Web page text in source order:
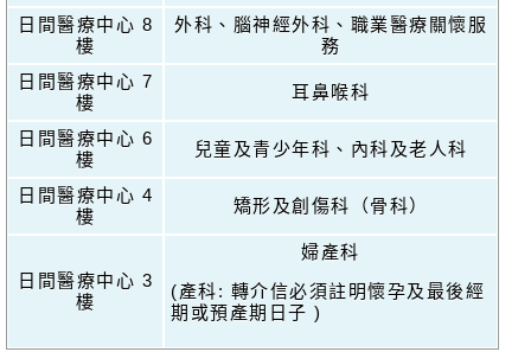
日間醫療中心 8
樓
外科、腦神經外科、職業醫療關懷服
務
日間醫療中心 7
樓
耳鼻喉科
日間醫療中心 6
樓
兒童及青少年科、內科及老人科
日間醫療中心 4
樓
矯形及創傷科（骨科）
日間醫療中心 3
樓
婦產科
(產科: 轉介信必須註明懷孕及最後經
期或預產期日子 )